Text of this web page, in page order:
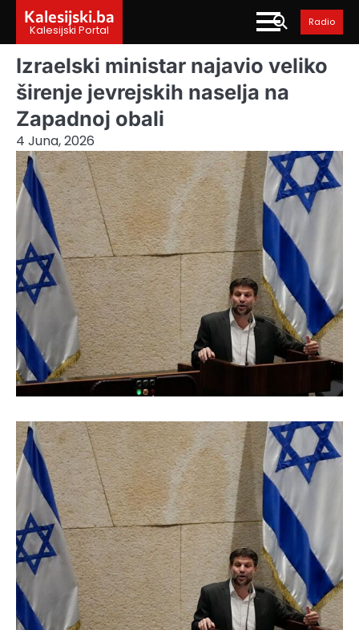
content
Kalesijski.ba
Kalesijski Portal
Radio
Izraelski ministar najavio veliko
širenje jevrejskih naselja na
Zapadnoj obali
4 Juna, 2026